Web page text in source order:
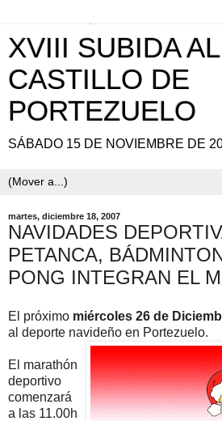
XVIII SUBIDA AL
CASTILLO DE
PORTEZUELO
SÁBADO 15 DE NOVIEMBRE DE
martes, diciembre 18, 2007
NAVIDADES
PETANCA,
PONG INTEGRAN EL
El próximo miércoles 26 de
al deporte navideño en Portezuelo.
El marathón
deportivo
comenzará
a las 11.00h